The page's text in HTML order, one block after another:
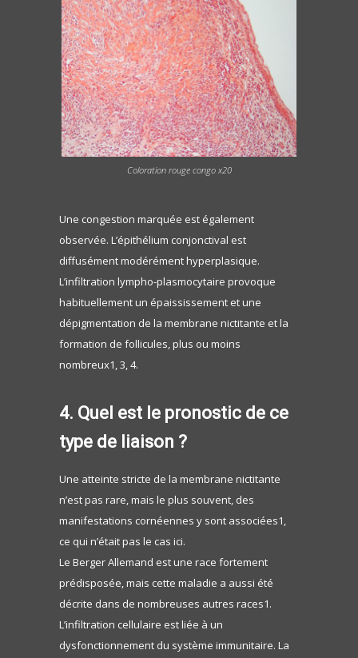
Coloration rouge congo x20
Une congestion marquée est également
observée. L’épithélium conjonctival est
diffusément modérément hyperplasique.
L’infiltration lympho-plasmocytaire provoque
habituellement un épaississement et une
dépigmentation de la membrane nictitante et la
formation de follicules, plus ou moins
nombreux1, 3, 4.
4. Quel est le pronostic de ce
type de liaison ?
Une atteinte stricte de la membrane nictitante
n’est pas rare, mais le plus souvent, des
manifestations cornéennes y sont associées1,
ce qui n’était pas le cas ici.
Le Berger Allemand est une race fortement
prédisposée, mais cette maladie a aussi été
décrite dans de nombreuses autres races1.
L’infiltration cellulaire est liée à un
dysfonctionnement du système immunitaire. La